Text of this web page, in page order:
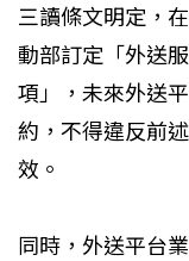
三讀條文明定，
動部訂定「外送
項」，未來外送
約，不得違反前
效。
同時，外送平台